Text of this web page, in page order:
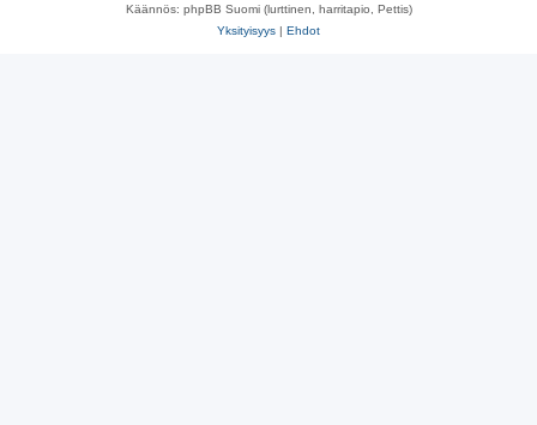
Käännös: phpBB Suomi (lurttinen, harritapio, Pettis)
Yksityisyys | Ehdot